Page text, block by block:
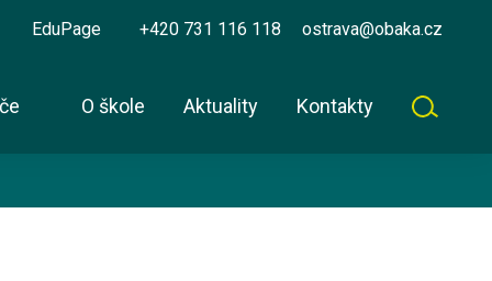
O škole Aktuality Kontakty
EduPage +420 731 116 118 ostrava@obaka.cz